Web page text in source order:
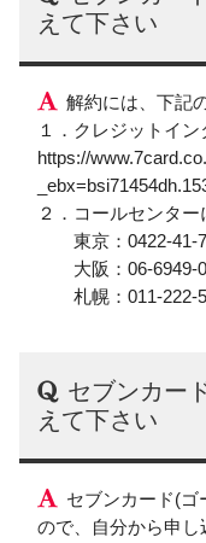
えて下さい
解約には、下記
１．クレジットイ
https://
２．コールセンタ
東京：0422-41-
大阪：06-6949-
札幌：011-222-
セブンカー
えて下さい
セブンカード(ゴ
ので、自分から申